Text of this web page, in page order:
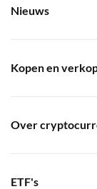
Nieuws
Kopen en
Over
ETF's